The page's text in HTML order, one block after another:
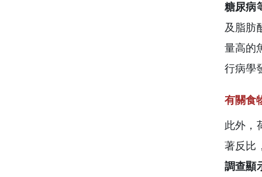
糖尿病
及脂肪
量高的
行病學
有關食
此外，
著反比
調查顯